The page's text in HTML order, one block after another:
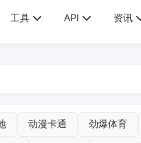
工具 API 资讯
动漫卡通 劲爆体育